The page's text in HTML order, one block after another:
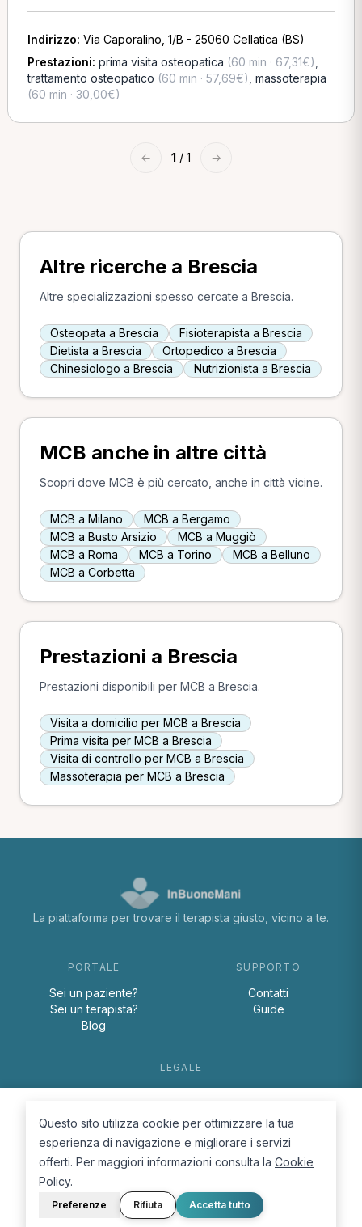
Indirizzo: Via Caporalino, 1/B - 25060 Cellatica (BS)
Prestazioni: prima visita osteopatica (60 min · 67,31€)
trattamento osteopatico (60 min · 57,69€) massoterapia
(60 min · 30,00€)
← 1 / 1 →
Altre ricerche a Brescia
Altre specializzazioni spesso cercate a Brescia.
Osteopata a Brescia
Fisioterapista a Brescia
Dietista a Brescia
Ortopedico a Brescia
Chinesiologo a Brescia
Nutrizionista a Brescia
MCB anche in altre città
Scopri dove MCB è più cercato, anche in città vicine.
MCB a Milano
MCB a Bergamo
MCB a Busto Arsizio
MCB a Muggiò
MCB a Roma
MCB a Torino
MCB a Belluno
MCB a Corbetta
Prestazioni a Brescia
Prestazioni disponibili per MCB a Brescia.
Visita a domicilio per MCB a Brescia
Prima visita per MCB a Brescia
Visita di controllo per MCB a Brescia
Massoterapia per MCB a Brescia
La piattaforma per trovare il terapista giusto, vicino a te.
PORTALE
Sei un paziente?
Sei un terapista?
Blog
SUPPORTO
Contatti
Guide
LEGALE
Cookie Policy
Questo sito utilizza cookie per ottimizzare la tua
esperienza di navigazione e migliorare i servizi
offerti. Per maggiori informazioni consulta la Cookie
Policy.
Preferenze Rifiuta Accetta tutto